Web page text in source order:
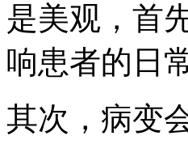
是美观，首
响患者的日
其次，病变